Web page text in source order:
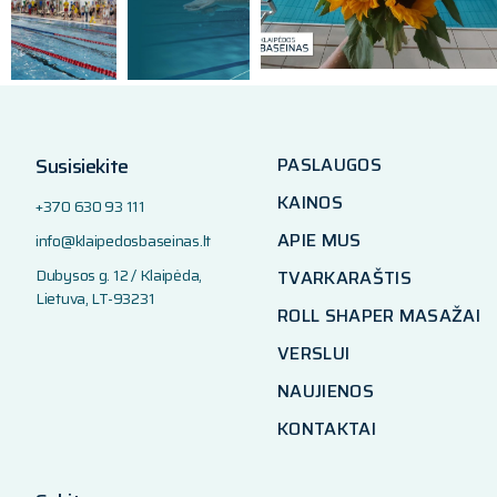
Susisiekite
+370 630 93 111
info@klaipedosbaseinas.lt
Dubysos g. 12 / Klaipėda,
Lietuva, LT-93231
PASLAUGOS
KAINOS
APIE MUS
TVARKARAŠTIS
ROLL SHAPER MASAŽAI
VERSLUI
NAUJIENOS
KONTAKTAI